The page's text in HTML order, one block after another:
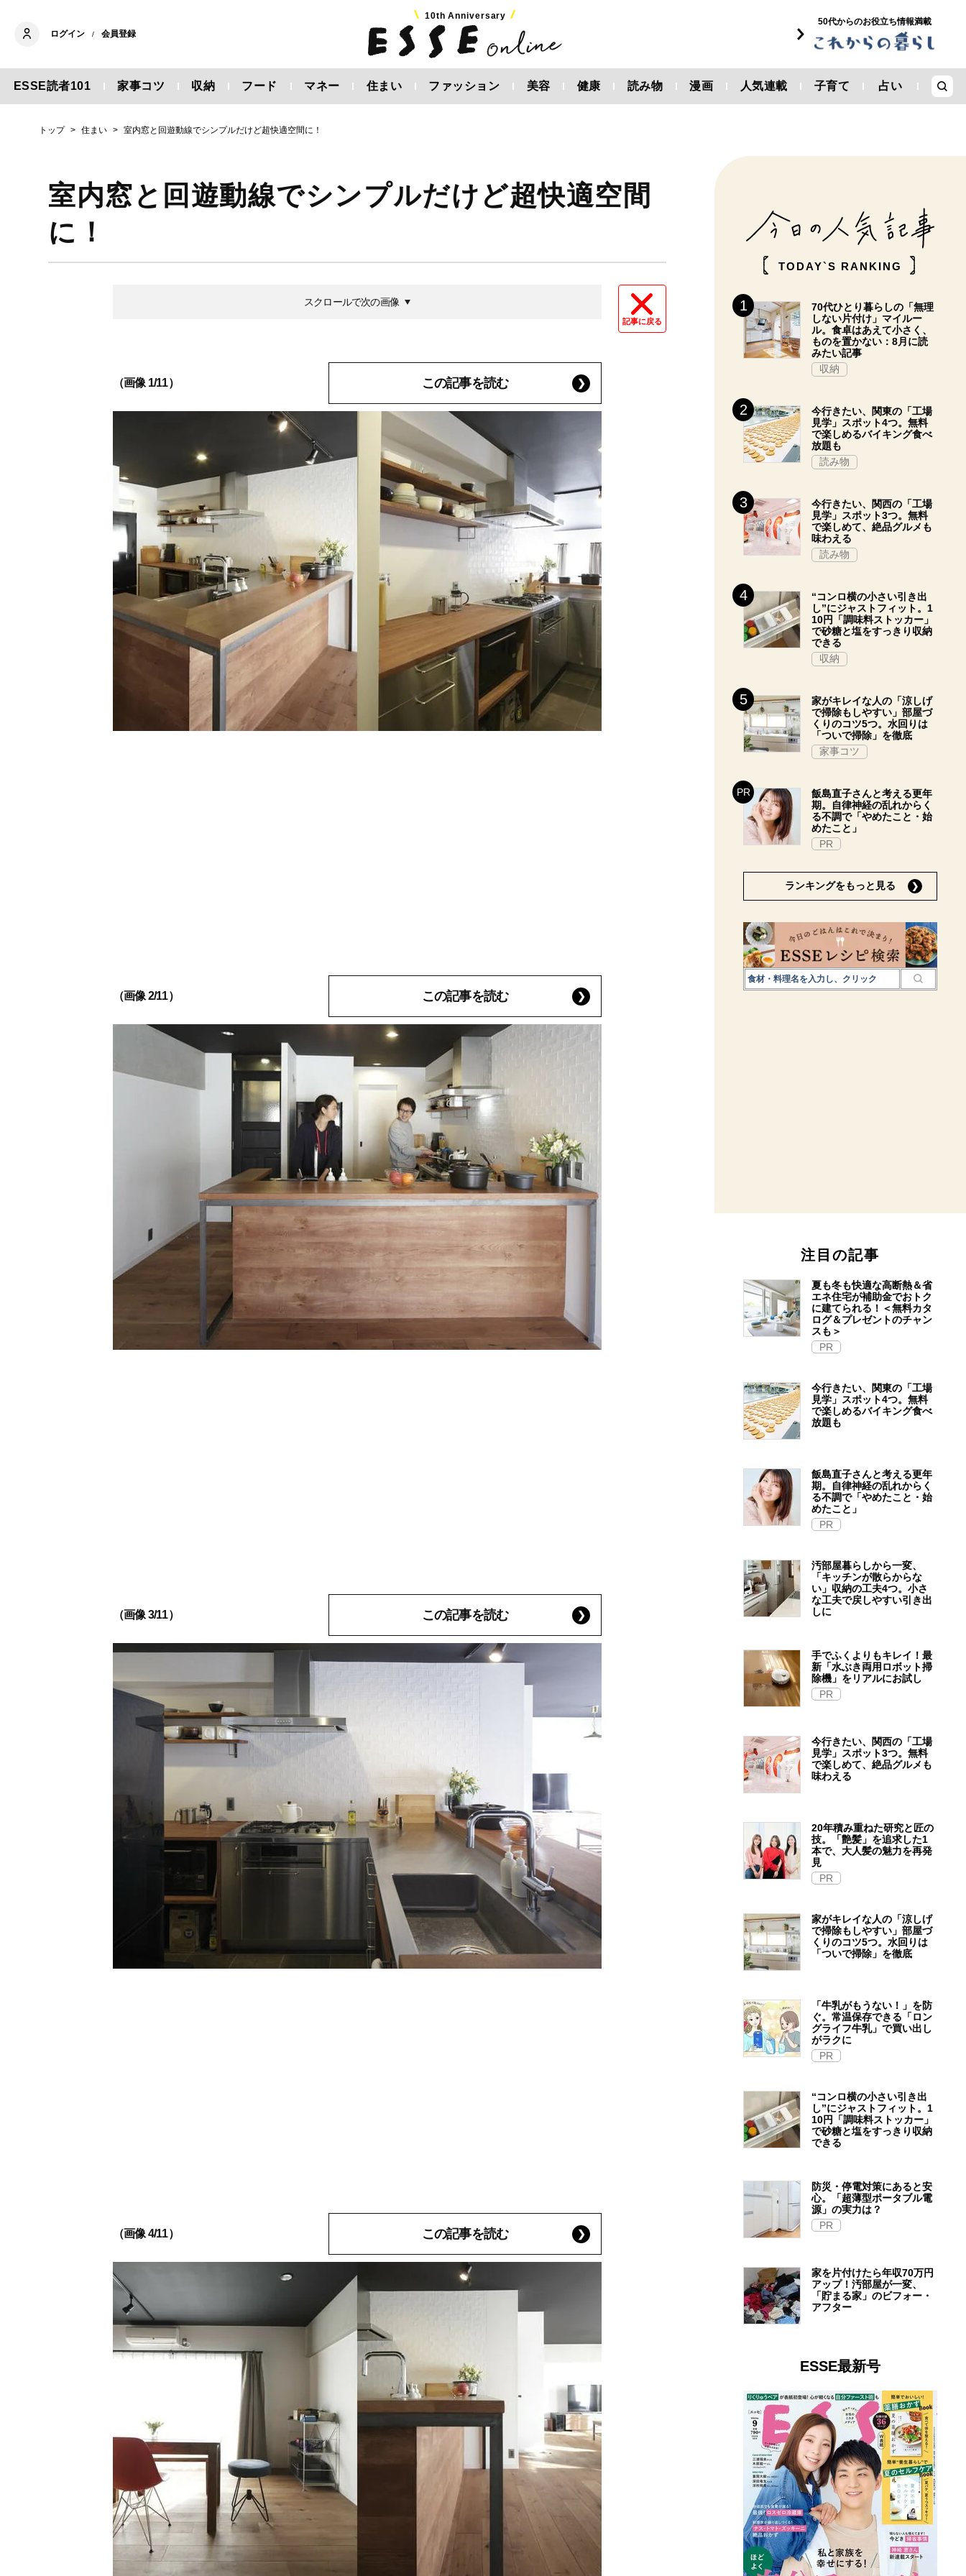
ログイン / 会員登録
10th Anniversary
50代からのお役立ち情報満載
ESSE読者101 家事コツ 収納 フード マネー 住まい ファッション 美容 健康 読み物 漫画 人気連載 子育て 占い
トップ 住まい 室内窓と回遊動線でシンプルだけど超快適空間に！
室内窓と回遊動線でシンプルだけど超快適空間
に！
記事に戻る
スクロールで次の画像
（画像 1/11） この記事を読む
（画像 2/11） この記事を読む
（画像 3/11） この記事を読む
（画像 4/11） この記事を読む
TODAY`S RANKING
70代ひとり暮らしの「無理
しない片付け」マイルー
ル。食卓はあえて小さく、
ものを置かない：8月に読
みたい記事
収納
今行きたい、関東の「工場
見学」スポット4つ。無料
で楽しめるバイキング食べ
放題も
読み物
今行きたい、関西の「工場
見学」スポット3つ。無料
で楽しめて、絶品グルメも
味わえる
読み物
“コンロ横の小さい引き出
し”にジャストフィット。1
10円「調味料ストッカー」
で砂糖と塩をすっきり収納
できる
収納
家がキレイな人の「涼しげ
で掃除もしやすい」部屋づ
くりのコツ5つ。水回りは
「ついで掃除」を徹底
家事コツ
飯島直子さんと考える更年
期。自律神経の乱れからく
る不調で「やめたこと・始
めたこと」
PR
ランキングをもっと見る
注目の記事
夏も冬も快適な高断熱＆省
エネ住宅が補助金でおトク
に建てられる！＜無料カタ
ログ＆プレゼントのチャン
スも＞
PR
今行きたい、関東の「工場
見学」スポット4つ。無料
で楽しめるバイキング食べ
放題も
飯島直子さんと考える更年
期。自律神経の乱れからく
る不調で「やめたこと・始
めたこと」
PR
汚部屋暮らしから一変、
「キッチンが散らからな
い」収納の工夫4つ。小さ
な工夫で戻しやすい引き出
しに
手でふくよりもキレイ！最
新「水ぶき両用ロボット掃
除機」をリアルにお試し
PR
今行きたい、関西の「工場
見学」スポット3つ。無料
で楽しめて、絶品グルメも
味わえる
20年積み重ねた研究と匠の
技。「艶髪」を追求した1
本で、大人髪の魅力を再発
見
PR
家がキレイな人の「涼しげ
で掃除もしやすい」部屋づ
くりのコツ5つ。水回りは
「ついで掃除」を徹底
「牛乳がもうない！」を防
ぐ。常温保存できる「ロン
グライフ牛乳」で買い出し
がラクに
PR
“コンロ横の小さい引き出
し”にジャストフィット。1
10円「調味料ストッカー」
で砂糖と塩をすっきり収納
できる
防災・停電対策にあると安
心。「超薄型ポータブル電
源」の実力は？​
PR
家を片付けたら年収70万円
アップ！汚部屋が一変、
「貯まる家」のビフォー・
アフター
ESSE最新号